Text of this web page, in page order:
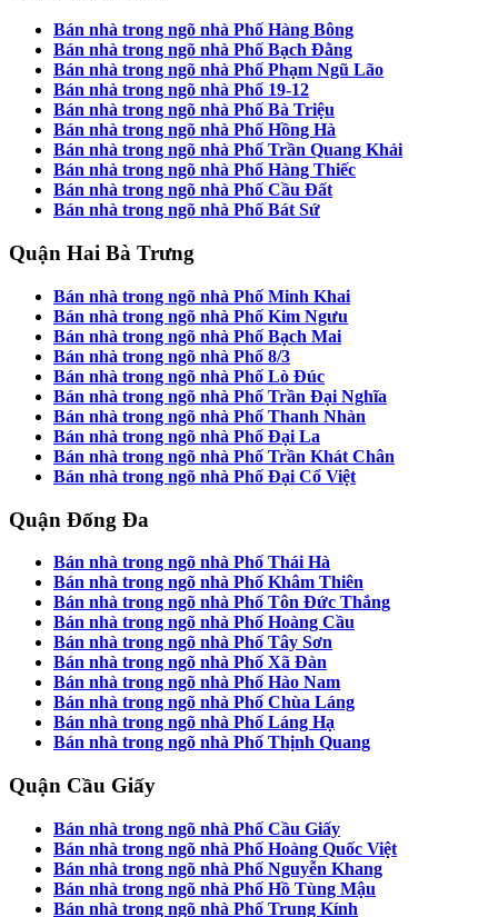
Bán nhà trong ngõ nhà Phố Hàng Bông
Bán nhà trong ngõ nhà Phố Bạch Đằng
Bán nhà trong ngõ nhà Phố Phạm Ngũ Lão
Bán nhà trong ngõ nhà Phố 19-12
Bán nhà trong ngõ nhà Phố Bà Triệu
Bán nhà trong ngõ nhà Phố Hồng Hà
Bán nhà trong ngõ nhà Phố Trần Quang Khải
Bán nhà trong ngõ nhà Phố Hàng Thiếc
Bán nhà trong ngõ nhà Phố Cầu Đất
Bán nhà trong ngõ nhà Phố Bát Sứ
Quận Hai Bà Trưng
Bán nhà trong ngõ nhà Phố Minh Khai
Bán nhà trong ngõ nhà Phố Kim Ngưu
Bán nhà trong ngõ nhà Phố Bạch Mai
Bán nhà trong ngõ nhà Phố 8/3
Bán nhà trong ngõ nhà Phố Lò Đúc
Bán nhà trong ngõ nhà Phố Trần Đại Nghĩa
Bán nhà trong ngõ nhà Phố Thanh Nhàn
Bán nhà trong ngõ nhà Phố Đại La
Bán nhà trong ngõ nhà Phố Trần Khát Chân
Bán nhà trong ngõ nhà Phố Đại Cổ Việt
Quận Đống Đa
Bán nhà trong ngõ nhà Phố Thái Hà
Bán nhà trong ngõ nhà Phố Khâm Thiên
Bán nhà trong ngõ nhà Phố Tôn Đức Thắng
Bán nhà trong ngõ nhà Phố Hoàng Cầu
Bán nhà trong ngõ nhà Phố Tây Sơn
Bán nhà trong ngõ nhà Phố Xã Đàn
Bán nhà trong ngõ nhà Phố Hào Nam
Bán nhà trong ngõ nhà Phố Chùa Láng
Bán nhà trong ngõ nhà Phố Láng Hạ
Bán nhà trong ngõ nhà Phố Thịnh Quang
Quận Cầu Giấy
Bán nhà trong ngõ nhà Phố Cầu Giấy
Bán nhà trong ngõ nhà Phố Hoàng Quốc Việt
Bán nhà trong ngõ nhà Phố Nguyễn Khang
Bán nhà trong ngõ nhà Phố Hồ Tùng Mậu
Bán nhà trong ngõ nhà Phố Trung Kính